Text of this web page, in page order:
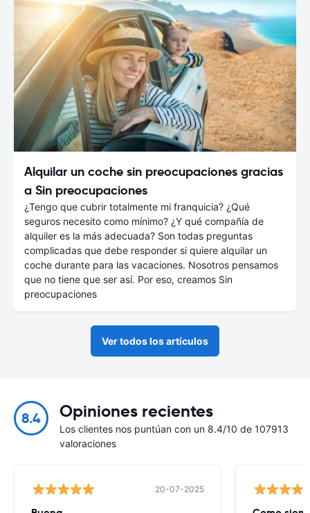
Alquilar un coche sin preocupaciones gracias
a Sin preocupaciones
¿Tengo que cubrir totalmente mi franquicia? ¿Qué
seguros necesito como mínimo? ¿Y qué compañía de
alquiler es la más adecuada? Son todas preguntas
complicadas que debe responder si quiere alquilar un
coche durante para las vacaciones. Nosotros pensamos
que no tiene que ser así. Por eso, creamos Sin
preocupaciones
Ver todos los artículos
8.4 Opiniones recientes
Los clientes nos puntúan con un 8.4/10 de 107913
valoraciones
20-07-2025